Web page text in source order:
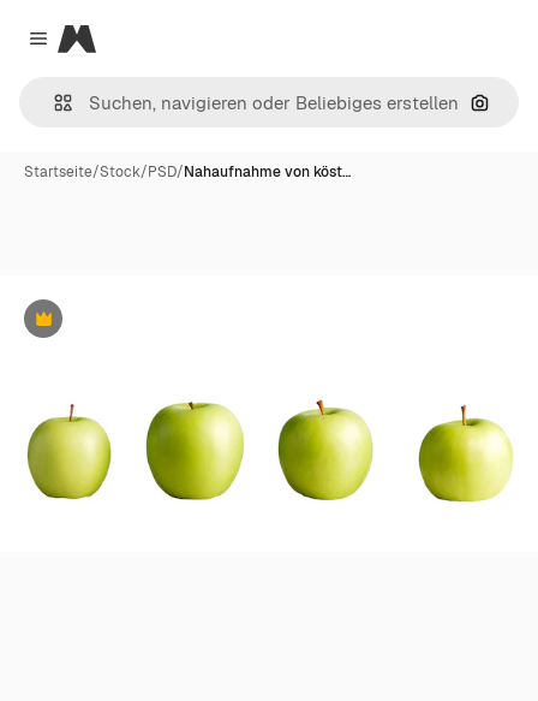
Close menu
Magnific
Nach
Startseite/Stock/PSD/Nahaufnahme von köst…
Premium